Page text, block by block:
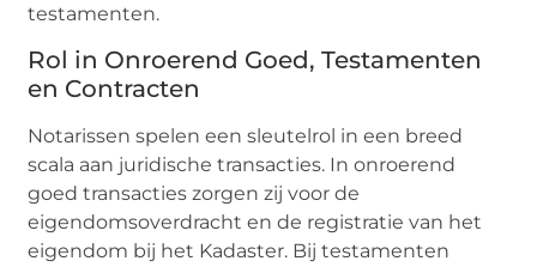
testamenten.
Rol in Onroerend Goed, Testamenten
en Contracten
Notarissen spelen een sleutelrol in een breed
scala aan juridische transacties. In onroerend
goed transacties zorgen zij voor de
eigendomsoverdracht en de registratie van het
eigendom bij het Kadaster. Bij testamenten